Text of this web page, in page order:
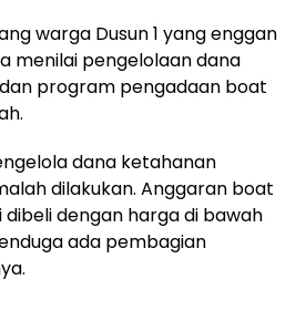
warga Dusun 1 yang enggan
menilai pengelolaan dana
program pengadaan boat
dana ketahanan
dilakukan. Anggaran boat
dibeli dengan harga di bawah
ada pembagian